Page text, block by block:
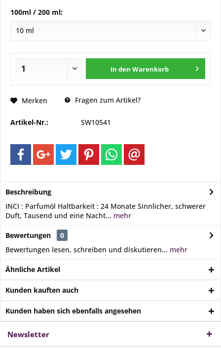
100ml / 200 ml:
In den Warenkorb
Merken Fragen zum Artikel?
Artikel-Nr.: SW10541
Beschreibung
INCI : Parfumöl Haltbarkeit : 24 Monate Sinnlicher, schwerer
Duft, Tausend und eine Nacht... mehr
Bewertungen
0
Bewertungen lesen, schreiben und diskutieren... mehr
Ähnliche Artikel
Kunden kauften auch
Kunden haben sich ebenfalls angesehen
Newsletter